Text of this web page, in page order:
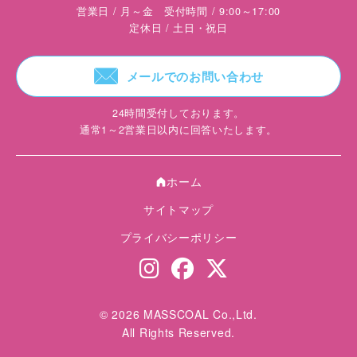
営業日 / 月～金 受付時間 / 9:00～17:00
定休日 / 土日・祝日
F メールでのお問い合わせ
24時間受付しております。
通常1～2営業日以内に回答いたします。
© 2026 MASSCOAL Co.,Ltd.
All Rights Reserved.
Aホーム
サイトマップ
プライバシーポリシー